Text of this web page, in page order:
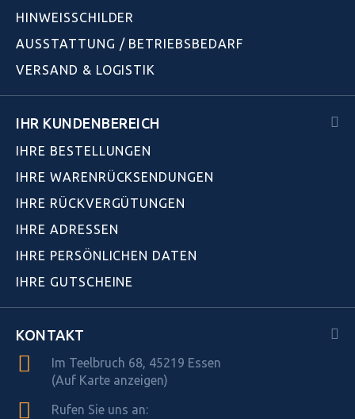
HINWEISSCHILDER
AUSSTATTUNG / BETRIEBSBEDARF
VERSAND & LOGISTIK
IHR KUNDENBEREICH
IHRE BESTELLUNGEN
IHRE WARENRÜCKSENDUNGEN
IHRE RÜCKVERGÜTUNGEN
IHRE ADRESSEN
IHRE PERSÖNLICHEN DATEN
IHRE GUTSCHEINE
KONTAKT
Im Teelbruch 68, 45219 Essen
(Auf Karte anzeigen)
Rufen Sie uns an: